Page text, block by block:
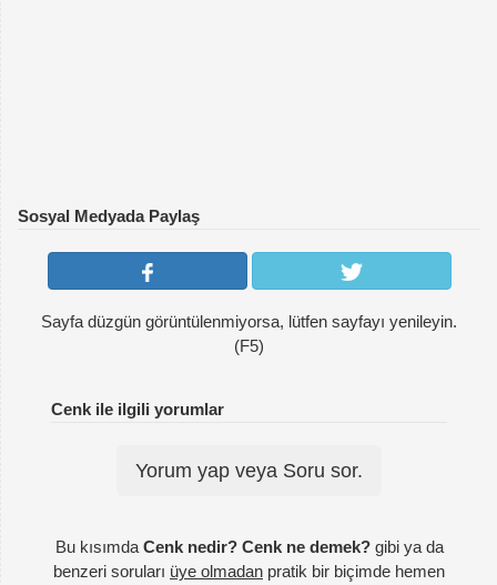
Sosyal Medyada Paylaş
Sayfa düzgün görüntülenmiyorsa, lütfen sayfayı yenileyin.
(F5)
Cenk ile ilgili yorumlar
Yorum yap veya Soru sor.
Bu kısımda Cenk nedir? Cenk ne demek?gibi ya da
benzeri soruları üye olmadan pratik bir biçimde hemen